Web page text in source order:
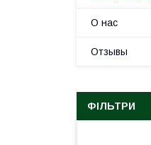
О нас
Отзывы
ФІЛЬТРИ